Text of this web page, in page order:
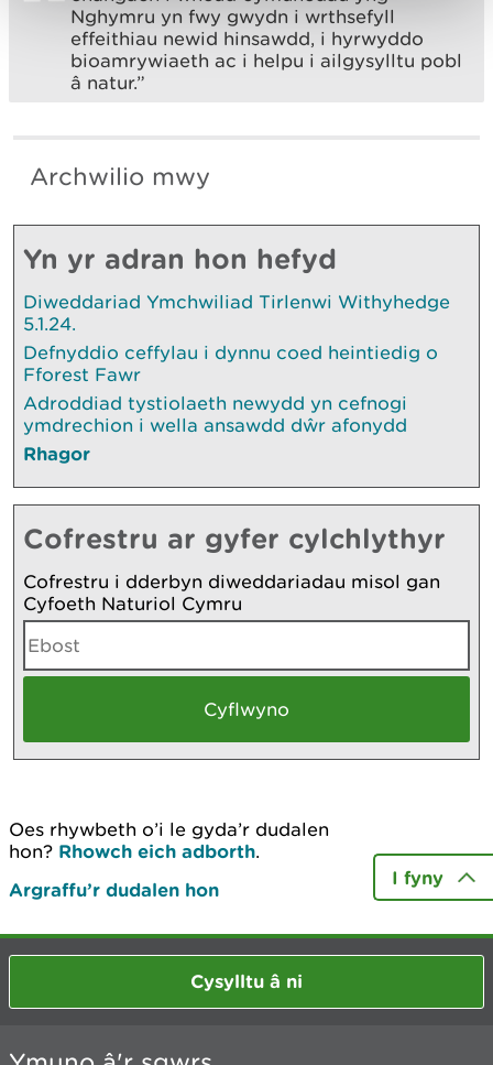
Nghymru yn fwy gwydn i wrthsefyll
effeithiau newid hinsawdd, i hyrwyddo
bioamrywiaeth ac i helpu i ailgysylltu pobl
â natur.”
Archwilio mwy
Yn yr adran hon hefyd
Diweddariad Ymchwiliad Tirlenwi Withyhedge
5.1.24.
Defnyddio ceffylau i dynnu coed heintiedig o
Fforest Fawr
Adroddiad tystiolaeth newydd yn cefnogi
ymdrechion i wella ansawdd dŵr afonydd
Rhagor
Cofrestru ar gyfer cylchlythyr
Cofrestru i dderbyn diweddariadau misol gan
Cyfoeth Naturiol Cymru
Oes rhywbeth o’i le gyda’r dudalen
hon? Rhowch eich adborth.
Argraffu’r dudalen hon
I fyny
Cysylltu â ni